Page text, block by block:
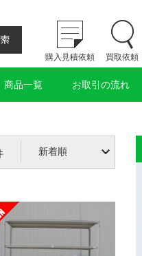
購入見積依頼 買取依頼
商品一覧 お取引の流れ